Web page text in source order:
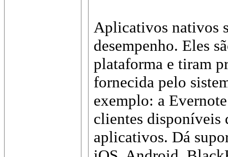
Aplicativos nativos
desempenho. Eles
plataforma e tiram
fornecida pelo
exemplo: a
clientes disponíveis
aplicativos. Dá